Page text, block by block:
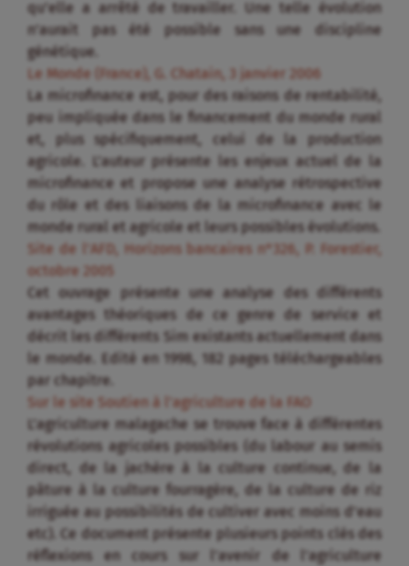
qu’elle a arrêté de travailler. Une telle évolution
n’aurait pas été possible sans une discipline
génétique.
Le Monde (France), G. Chatain, 3 janvier 2006
La microfinance est, pour des raisons de rentabilité,
peu impliquée dans le financement du monde rural
et, plus spécifiquement, celui de la production
agricole. L’auteur présente les enjeux actuel de la
microfinance et propose une analyse rétrospective
du rôle et des liaisons de la microfinance avec le
monde rural et agricole et leurs possibles évolutions.
Site de l’AFD, Horizons bancaires n°326, P. Forestier,
octobre 2005
Cet ouvrage présente une analyse des différents
avantages théoriques de ce genre de service et
décrit les différents Sim existants actuellement dans
le monde. Edité en 1998, 182 pages téléchargeables
par chapitre.
Sur le site Soutien à l’agriculture de la FAO
L’agriculture malagache se trouve face à différentes
révolutions agricoles possibles (du labour au semis
direct, de la jachère à la culture continue, de la
pâture à la culture fourragère, de la culture de riz
irriguée au possibilités de cultiver avec moins d’eau
etc). Ce document présente plusieurs points clés des
réflexions en cours sur l’avenir de l’agriculture